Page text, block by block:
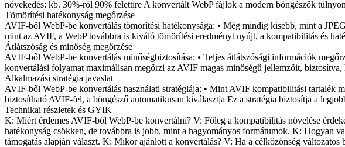
növekedés: kb. 30%-ról 90% felettire A konvertált WebP fájlok a modern böngészők
Tömörítési hatékonyság megőrzése
AVIF-ből WebP-be konvertálás tömörítési hatékonysága: • Még mindig kisebb, mint a
mint az AVIF, a WebP továbbra is kiváló tömörítési eredményt nyújt, a kompatibilitás és
Átlátszóság és minőség megőrzése
AVIF-ből WebP-be konvertálás minőségbiztosítása: • Teljes átlátszósági információk
konvertálási folyamat maximálisan megőrzi az AVIF magas minőségű jellemzőit, biztosítva,
Alkalmazási stratégia javaslat
AVIF-ből WebP-be konvertálás használati stratégiája: • Mint AVIF kompatibilitási tartalék
biztosítható AVIF-fel, a böngésző automatikusan kiválasztja Ez a stratégia biztosítja a
Technikai részletek és GYIK
K: Miért érdemes AVIF-ből WebP-be konvertálni? V: Főleg a kompatibilitás növelése
hatékonyság csökken, de továbbra is jobb, mint a hagyományos formátumok. K: Hogyan
támogatás alapján választ. K: Mikor ajánlott a konvertálás? V: Ha a célközönség változatos